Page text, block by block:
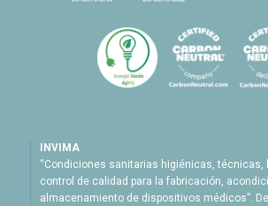
INVIMA
“Condiciones sanitarias higiénicas, técnicas,
control de calidad para la fabricación,
almacenamiento de dispositivos médicos”.